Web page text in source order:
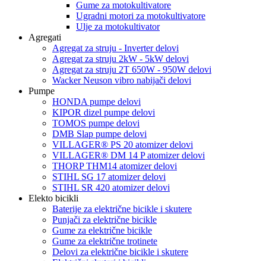
Gume za motokultivatore
Ugradni motori za motokultivatore
Ulje za motokultivator
Agregati
Agregat za struju - Inverter delovi
Agregat za struju 2kW - 5kW delovi
Agregat za struju 2T 650W - 950W delovi
Wacker Neuson vibro nabijači delovi
Pumpe
HONDA pumpe delovi
KIPOR dizel pumpe delovi
TOMOS pumpe delovi
DMB Slap pumpe delovi
VILLAGER® PS 20 atomizer delovi
VILLAGER® DM 14 P atomizer delovi
THORP THM14 atomizer delovi
STIHL SG 17 atomizer delovi
STIHL SR 420 atomizer delovi
Elekto bicikli
Baterije za električne bicikle i skutere
Punjači za električne bicikle
Gume za električne bicikle
Gume za električne trotinete
Delovi za električne bicikle i skutere